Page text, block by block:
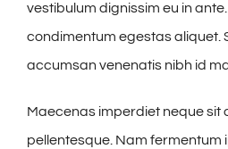
vestibulum dignissim eu in
condimentum egestas aliquet.
accumsan venenatis nibh id
Maecenas imperdiet neque sit
pellentesque. Nam fermentum